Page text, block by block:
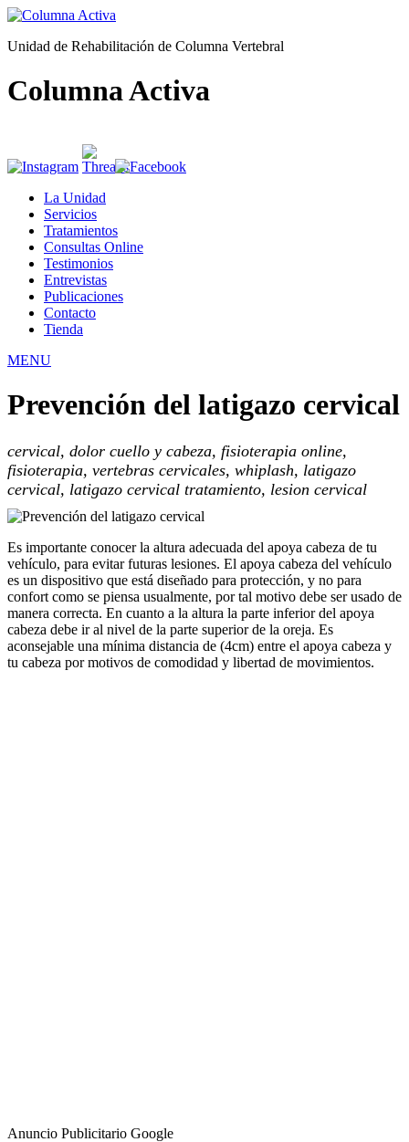
Unidad de Rehabilitación de Columna Vertebral
Columna Activa
La Unidad
Servicios
Tratamientos
Consultas Online
Testimonios
Entrevistas
Publicaciones
Contacto
Tienda
MENU
Prevención del latigazo cervical
cervical, dolor cuello y cabeza, fisioterapia online,
fisioterapia, vertebras cervicales, whiplash, latigazo
cervical, latigazo cervical tratamiento, lesion cervical
Es importante conocer la altura adecuada del apoya cabeza de tu
vehículo, para evitar futuras lesiones. El apoya cabeza del vehículo
es un dispositivo que está diseñado para protección, y no para
confort como se piensa usualmente, por tal motivo debe ser usado de
manera correcta. En cuanto a la altura la parte inferior del apoya
cabeza debe ir al nivel de la parte superior de la oreja. Es
aconsejable una mínima distancia de (4cm) entre el apoya cabeza y
tu cabeza por motivos de comodidad y libertad de movimientos.
Anuncio Publicitario Google